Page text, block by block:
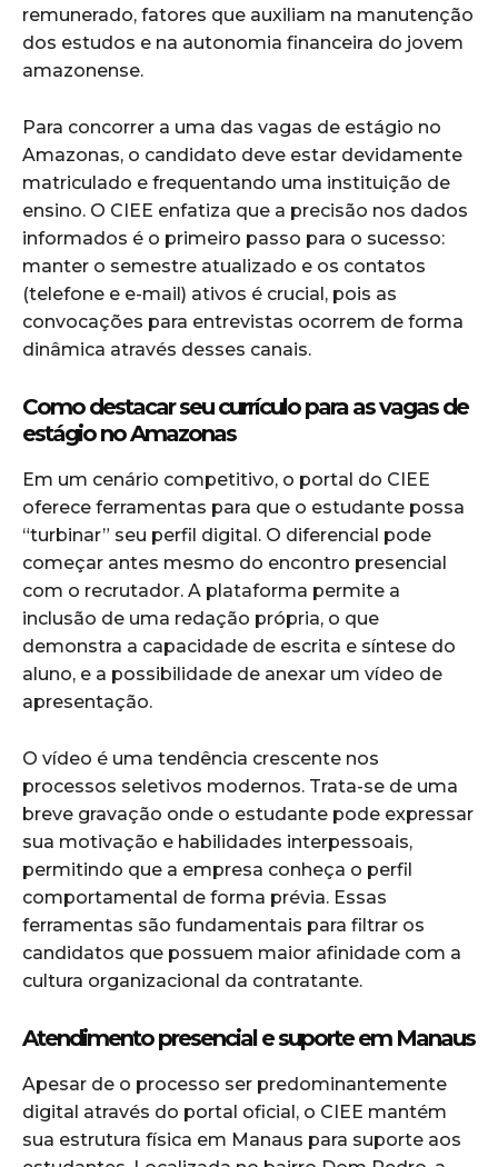
remunerado, fatores que auxiliam na manutenção
dos estudos e na autonomia financeira do jovem
amazonense.
Para concorrer a uma das vagas de estágio no
Amazonas, o candidato deve estar devidamente
matriculado e frequentando uma instituição de
ensino. O CIEE enfatiza que a precisão nos dados
informados é o primeiro passo para o sucesso:
manter o semestre atualizado e os contatos
(telefone e e-mail) ativos é crucial, pois as
convocações para entrevistas ocorrem de forma
dinâmica através desses canais.
Como destacar seu currículo para as vagas de
estágio no Amazonas
Em um cenário competitivo, o portal do CIEE
oferece ferramentas para que o estudante possa
“turbinar” seu perfil digital. O diferencial pode
começar antes mesmo do encontro presencial
com o recrutador. A plataforma permite a
inclusão de uma redação própria, o que
demonstra a capacidade de escrita e síntese do
aluno, e a possibilidade de anexar um vídeo de
apresentação.
O vídeo é uma tendência crescente nos
processos seletivos modernos. Trata-se de uma
breve gravação onde o estudante pode expressar
sua motivação e habilidades interpessoais,
permitindo que a empresa conheça o perfil
comportamental de forma prévia. Essas
ferramentas são fundamentais para filtrar os
candidatos que possuem maior afinidade com a
cultura organizacional da contratante.
Atendimento presencial e suporte em Manaus
Apesar de o processo ser predominantemente
digital através do portal oficial, o CIEE mantém
sua estrutura física em Manaus para suporte aos